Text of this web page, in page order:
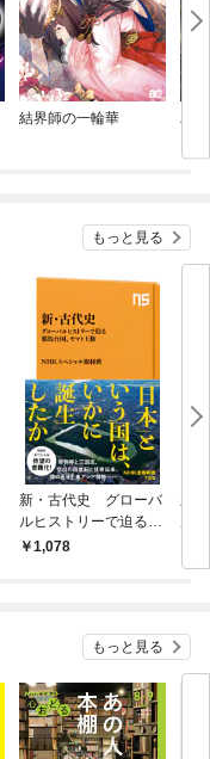
結界師の一輪華
バ
今
もっと見る
新・古代史 グローバ
ルヒストリーで迫る邪
馬台国、ヤマト王権
1,078
新
もっと見る